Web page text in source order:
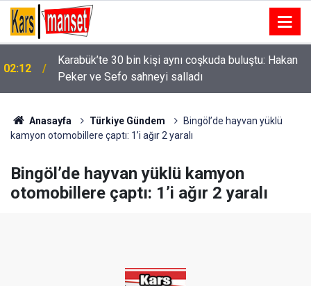
02:12
Karabük’te 30 bin kişi aynı coşkuda buluştu: Hakan
Peker ve Sefo sahneyi salladı
Anasayfa Türkiye Gündem
Bingöl’de hayvan yüklü
kamyon otomobillere çaptı: 1’i ağır 2 yaralı
Bingöl’de hayvan yüklü kamyon
otomobillere çaptı: 1’i ağır 2 yaralı